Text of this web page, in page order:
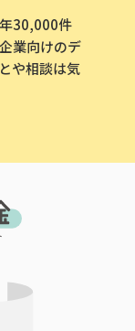
ード
30,000件
業向けのデ
や相談は気